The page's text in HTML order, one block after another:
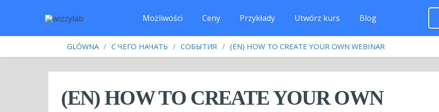
Możliwości Сeny Przykłady Utwórz kurs Blog
GLÓWNA / С ЧЕГО НАЧАТЬ / СОБЫТИЯ / (EN) HOW TO CREATE YOUR OWN WEBINAR
(EN) HOW TO CREATE YOUR OWN